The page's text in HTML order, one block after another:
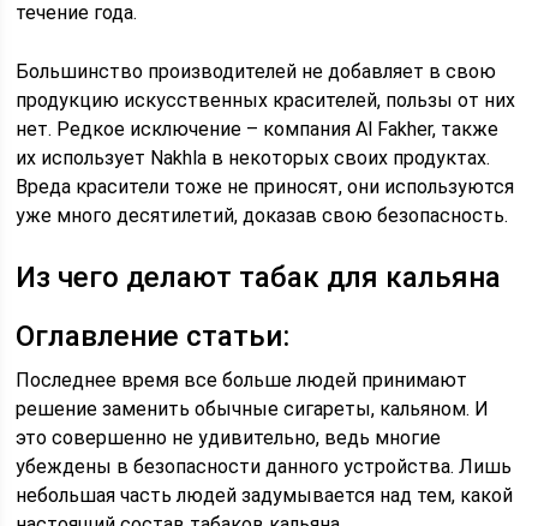
течение года.
Большинство производителей не добавляет в свою
продукцию искусственных красителей, пользы от них
нет. Редкое исключение – компания Al Fakher, также
их использует Nakhla в некоторых своих продуктах.
Вреда красители тоже не приносят, они используются
уже много десятилетий, доказав свою безопасность.
Из чего делают табак для кальяна
Оглавление статьи:
Последнее время все больше людей принимают
решение заменить обычные сигареты, кальяном. И
это совершенно не удивительно, ведь многие
убеждены в безопасности данного устройства. Лишь
небольшая часть людей задумывается над тем, какой